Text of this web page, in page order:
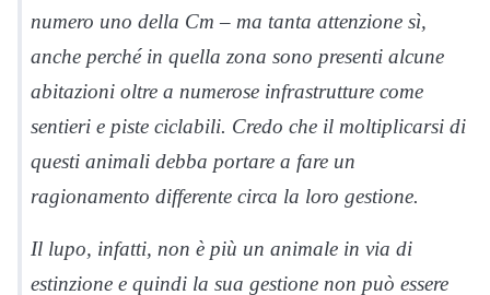
numero uno della Cm – ma tanta attenzione sì,
anche perché in quella zona sono presenti alcune
abitazioni oltre a numerose infrastrutture come
sentieri e piste ciclabili. Credo che il moltiplicarsi di
questi animali debba portare a fare un
ragionamento differente circa la loro gestione.
Il lupo, infatti, non è più un animale in via di
estinzione e quindi la sua gestione non può essere